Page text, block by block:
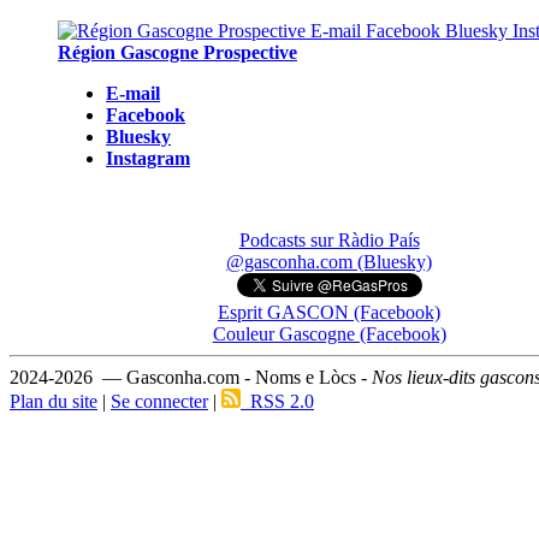
Région Gascogne Prospective
E-mail
Facebook
Bluesky
Instagram
Podcasts sur Ràdio País
@gasconha.com (Bluesky)
Esprit GASCON (Facebook)
Couleur Gascogne (Facebook)
2024-2026 — Gasconha.com - Noms e Lòcs - Nos lieux-dits
Plan du site | Se connecter| RSS 2.0